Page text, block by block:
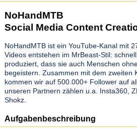
NoHandMTB
Social Media Content
NoHandMTB ist ein YouTube-Kanal mit
Videos entstehen im MrBeast-Stil:
produziert, dass sie auch Menschen
begeistern. Zusammen mit dem zweiten
kommen wir auf 500.000+ Follower auf
unseren Partnern zählen u.a. Insta360,
Shokz.
Aufgabenbeschreibung